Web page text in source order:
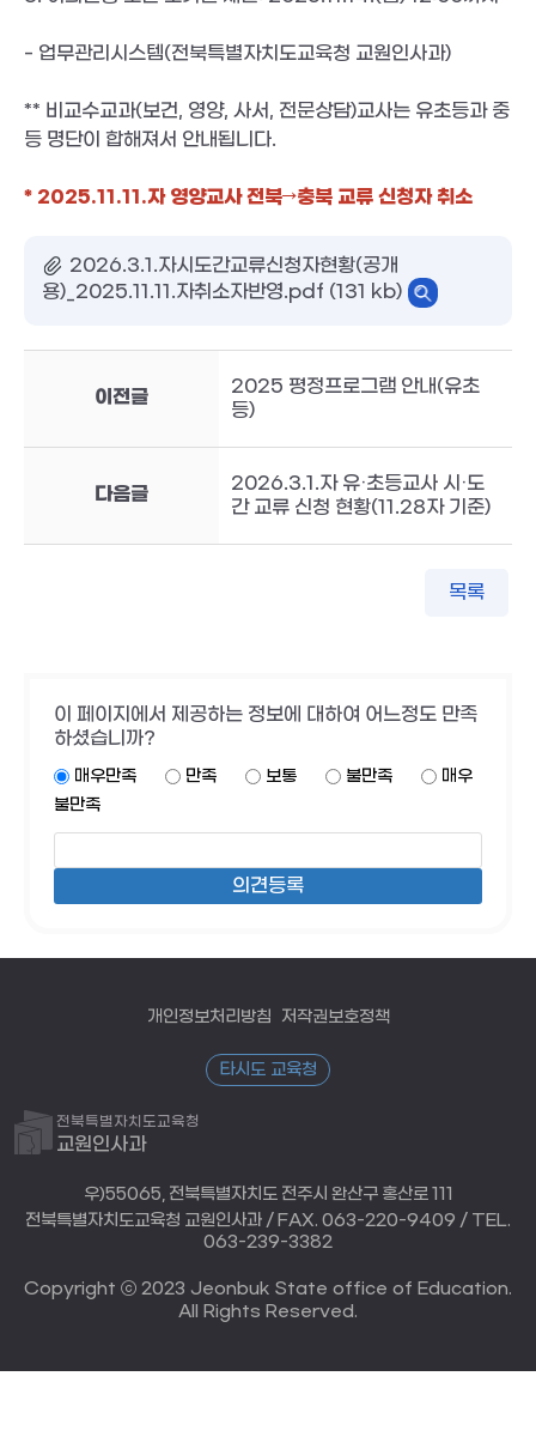
- 업무관리시스템(전북특별자치도교육청 교원인사과)
** 비교수교과(보건, 영양, 사서 , 전문상담)교사는 유초등과 중
등 명단이 합해져서 안내됩니다.
* 2025.11.11.자 영양교사 전북→충북 교류 신청자 취소
2026.3.1.자시도간교류신청자현황(공개
용)_2025.11.11.자취소자반영.pdf (131 kb)
이전글
2025 평정프로그램 안내(유초
등)
다음글
2026.3.1.자 유·초등교사 시·도
간 교류 신청 현황(11.28자 기준)
목록
이 페이지에서 제공하는 정보에 대하여 어느정도 만족
하셨습니까?
매우만족 만족 보통 불만족
매우
불만족
개인정보처리방침 저작권보호정책
타시도 교육청
전북특별자치도교육청
교원인사과
우)55065, 전북특별자치도 전주시 완산구 홍산로 111
전북특별자치도교육청 교원인사과 / FAX. 063-220-9409 / TEL.
063-239-3382
Copyright ⓒ 2023 Jeonbuk State office of Education.
All Rights Reserved.